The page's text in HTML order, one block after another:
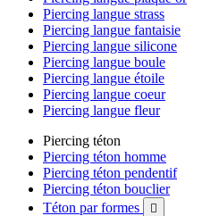
Piercing langue strass
Piercing langue fantaisie
Piercing langue silicone
Piercing langue boule
Piercing langue étoile
Piercing langue coeur
Piercing langue fleur
Piercing téton
Piercing téton homme
Piercing téton pendentif
Piercing téton bouclier
Téton par formes
